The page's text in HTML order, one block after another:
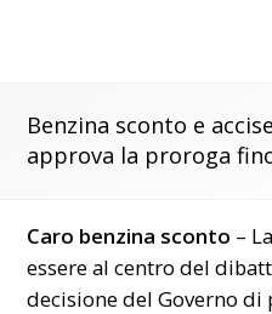
Benzina sconto e
approva la proroga
Caro benzina sconto –
essere al centro del
decisione del Governo di